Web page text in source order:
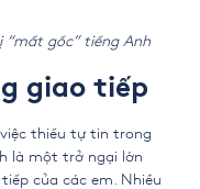
“mất gốc” tiếng Anh
giao tiếp
thiếu tự tin trong
là một trở ngại lớn
của các em. Nhiều